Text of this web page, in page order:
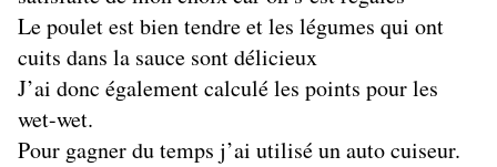
Le poulet est bien tendre et les légumes qui ont
cuits dans la sauce sont délicieux
J’ai donc également calculé les points pour les
wet-wet.
Pour gagner du temps j’ai utilisé un auto cuiseur.